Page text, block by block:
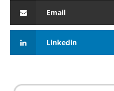
Email
Linkedin